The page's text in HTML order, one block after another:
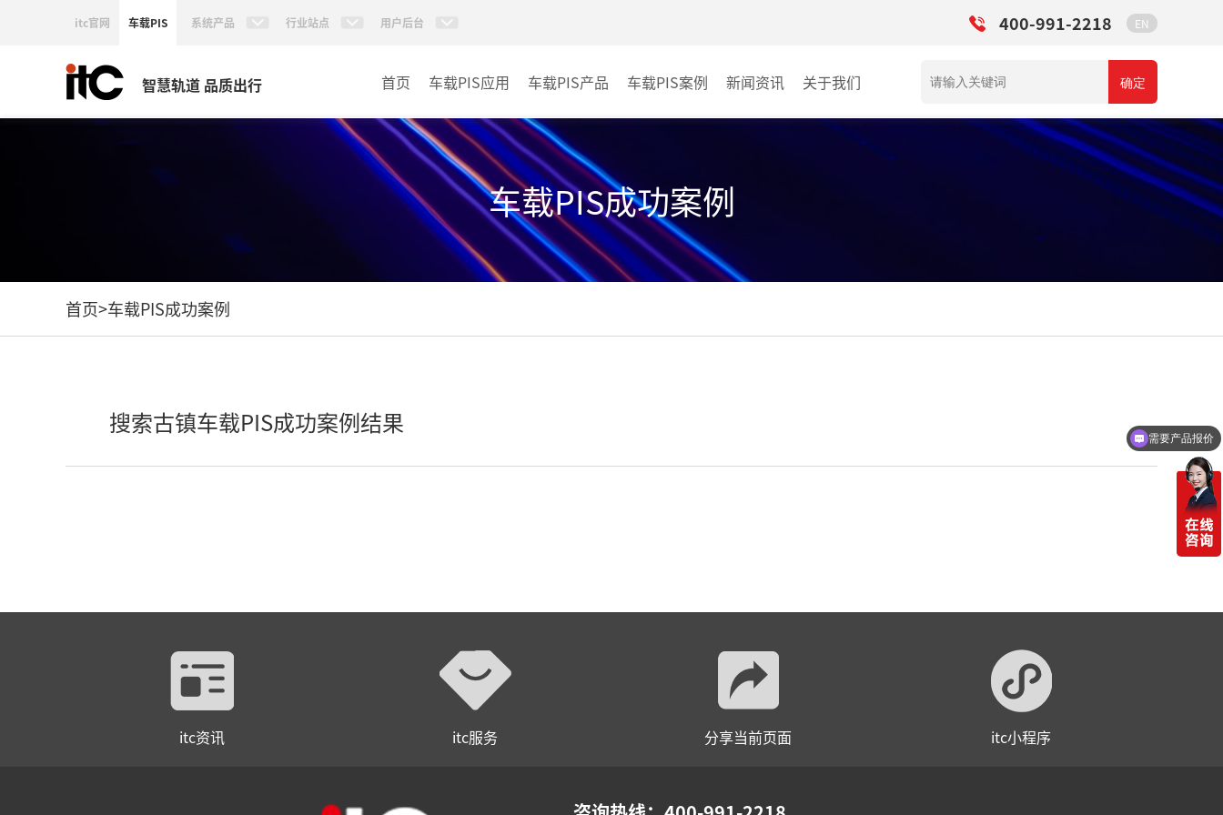
itc官网 车载PIS 系统产品 行业站点 用户后台 400-991-2218 EN
智慧轨道 品质出行 首页 车载PIS应用 车载PIS产品
PIS系统
车载PIS案例
地铁
其它
新闻资讯 关于我们 确定
车载PIS成功案例
首页>车载PIS成功案例
搜索古镇车载PIS成功案例结果
itc资讯 itc服务 分享当前页面 itc小程序
需要产品报价